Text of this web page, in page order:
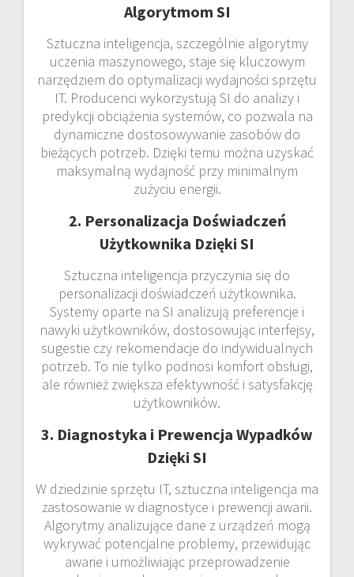
Algorytmom SI
Sztuczna inteligencja, szczególnie algorytmy
uczenia maszynowego, staje się kluczowym
narzędziem do optymalizacji wydajności sprzętu
IT. Producenci wykorzystują SI do analizy i
predykcji obciążenia systemów, co pozwala na
dynamiczne dostosowywanie zasobów do
bieżących potrzeb. Dzięki temu można uzyskać
maksymalną wydajność przy minimalnym
zużyciu energii.
2. Personalizacja Doświadczeń
Użytkownika Dzięki SI
Sztuczna inteligencja przyczynia się do
personalizacji doświadczeń użytkownika.
Systemy oparte na SI analizują preferencje i
nawyki użytkowników, dostosowując interfejsy,
sugestie czy rekomendacje do indywidualnych
potrzeb. To nie tylko podnosi komfort obsługi,
ale również zwiększa efektywność i satysfakcję
użytkowników.
3. Diagnostyka i Prewencja Wypadków
Dzięki SI
W dziedzinie sprzętu IT, sztuczna inteligencja ma
zastosowanie w diagnostyce i prewencji awarii.
Algorytmy analizujące dane z urządzeń mogą
wykrywać potencjalne problemy, przewidując
awarie i umożliwiając przeprowadzenie